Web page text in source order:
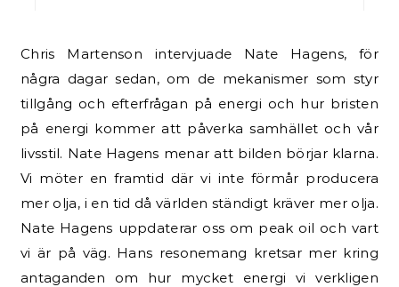
Chris Martenson intervjuade Nate Hagens, för
några dagar sedan, om de mekanismer som styr
tillgång och efterfrågan på energi och hur bristen
på energi kommer att påverka samhället och vår
livsstil. Nate Hagens menar att bilden börjar klarna.
Vi möter en framtid där vi inte förmår producera
mer olja, i en tid då världen ständigt kräver mer olja.
Nate Hagens uppdaterar oss om peak oil och vart
vi är på väg. Hans resonemang kretsar mer kring
antaganden om hur mycket energi vi verkligen